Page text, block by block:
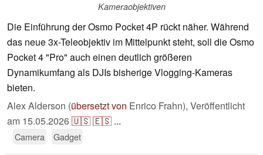
Kameraobjektiven
Die Einführung der Osmo Pocket 4P rückt näher. Während
das neue 3x-Teleobjektiv im Mittelpunkt steht, soll die Osmo
Pocket 4 "Pro" auch einen deutlich größeren
Dynamikumfang als DJIs bisherige Vlogging-Kameras
bieten.
Alex Alderson (übersetzt von Enrico Frahn), Veröffentlicht
am 15.05.2026🇺🇸🇪🇸 ...
Camera Gadget